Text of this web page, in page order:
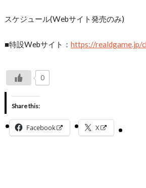
スケジュール(Webサイト発売のみ)
■特設Webサイト： https://realdgame.jp/
0
Share this:
Facebook X